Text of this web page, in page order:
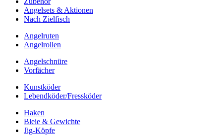
Angelsets & Aktionen
Nach Zielfisch
Angelruten
Angelrollen
Angelschnüre
Vorfächer
Kunstköder
Lebendköder/Fressköder
Haken
Bleie & Gewichte
Jig-Köpfe